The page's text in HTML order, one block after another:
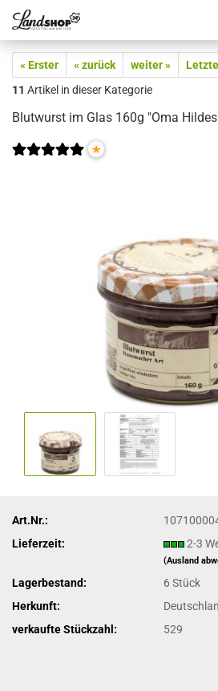
« Erster « zurück weiter »
11 Artikel in dieser Kategorie
Blutwurst im Glas 160g "Oma
*
Art.Nr.:
Lieferzeit:
2-3
(Ausland
Lagerbestand: 6Stück
Herkunft:
verkaufte Stückzahl:
529